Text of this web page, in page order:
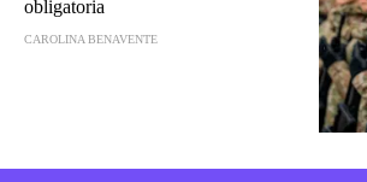
obligatoria
CAROLINA BENAVENTE